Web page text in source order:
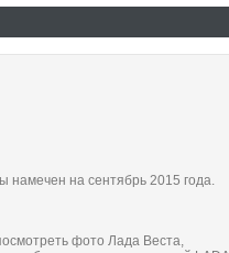
намечен на сентябрь 2015 года.
фото Лада Веста,